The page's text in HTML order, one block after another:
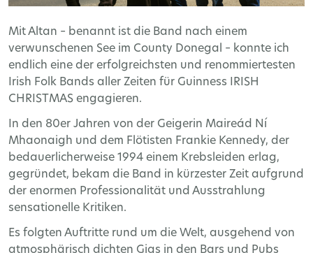
Mit Altan – benannt ist die Band nach einem
verwunschenen See im County Donegal – konnte ich
endlich eine der erfolgreichsten und renommiertesten
Irish Folk Bands aller Zeiten für Guinness IRISH
CHRISTMAS engagieren.
In den 80er Jahren von der Geigerin Maireád Ní
Mhaonaigh und dem Flötisten Frankie Kennedy, der
bedauerlicherweise 1994 einem Krebsleiden erlag,
gegründet, bekam die Band in kürzester Zeit aufgrund
der enormen Professionalität und Ausstrahlung
sensationelle Kritiken.
Es folgten Auftritte rund um die Welt, ausgehend von
atmosphärisch dichten Gigs in den Bars und Pubs